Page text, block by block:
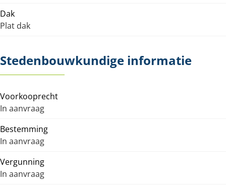
Dak
Plat dak
Stedenbouwkundige informatie
Voorkooprecht
In aanvraag
Bestemming
In aanvraag
Vergunning
In aanvraag